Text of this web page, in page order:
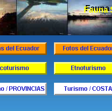
Fauna
Fauna